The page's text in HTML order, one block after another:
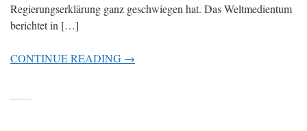
Regierungserklärung ganz geschwiegen hat. Das Weltmedientum
berichtet in […]
CONTINUE READING →